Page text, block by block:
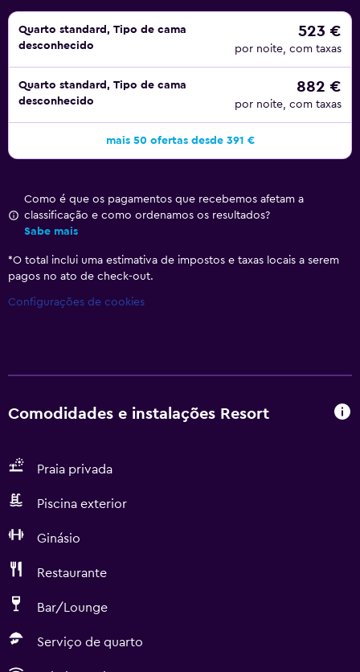
Quarto standard, Tipo de cama
desconhecido
523 €
por noite, com taxas
Quarto standard, Tipo de cama
desconhecido
882 €
por noite, com taxas
mais 50 ofertas desde 391 €
Como é que os pagamentos que recebemos afetam a
classificação e como ordenamos os resultados?
Sabe mais
*O total inclui uma estimativa de impostos e taxas locais a serem
pagos no ato de check-out.
Configurações de cookies
Comodidades e instalações Resort
Praia privada
Piscina exterior
Ginásio
Restaurante
Bar/Lounge
Serviço de quarto